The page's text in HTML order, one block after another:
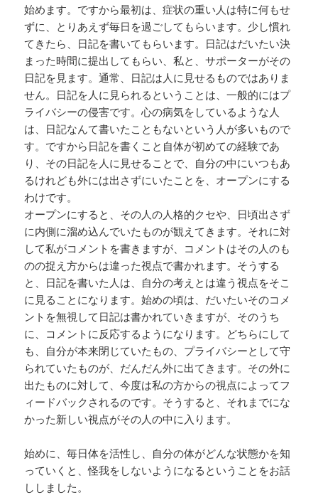
始めます。ですから最初は、症状の重い人は特に何もせ
ずに、とりあえず毎日を過ごしてもらいます。少し慣れ
てきたら、日記を書いてもらいます。日記はだいたい決
まった時間に提出してもらい、私と、サポーターがその
日記を見ます。通常、日記は人に見せるものではありま
せん。日記を人に見られるということは、一般的にはプ
ライバシーの侵害です。心の病気をしているような人
は、日記なんて書いたこともないという人が多いもので
す。ですから日記を書くこと自体が初めての経験であ
り、その日記を人に見せることで、自分の中にいつもあ
るけれども外には出さずにいたことを、オープンにする
わけです。
オープンにすると、その人の人格的クセや、日頃出さず
に内側に溜め込んでいたものが観えてきます。それに対
して私がコメントを書きますが、コメントはその人のも
のの捉え方からは違った視点で書かれます。そうする
と、日記を書いた人は、自分の考えとは違う視点をそこ
に見ることになります。始めの頃は、だいたいそのコメ
ントを無視して日記は書かれていきますが、そのうち
に、コメントに反応するようになります。どちらにして
も、自分が本来閉じていたもの、プライバシーとして守
られていたものが、だんだん外に出てきます。その外に
出たものに対して、今度は私の方からの視点によってフ
ィードバックされるのです。そうすると、それまでにな
かった新しい視点がその人の中に入ります。
始めに、毎日体を活性し、自分の体がどんな状態かを知
っていくと、怪我をしないようになるということをお話
ししました。